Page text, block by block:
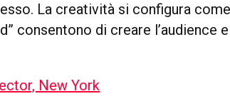
La creatività si configura
consentono di creare l’audience
New York